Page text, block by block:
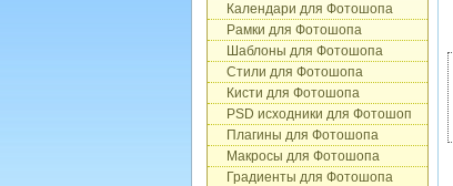
Календари для Фотошопа
Рамки для Фотошопа
Шаблоны для Фотошопа
Стили для Фотошопа
Кисти для Фотошопа
PSD исходники для Фотошоп
Плагины для Фотошопа
Макросы для Фотошопа
Градиенты для Фотошопа